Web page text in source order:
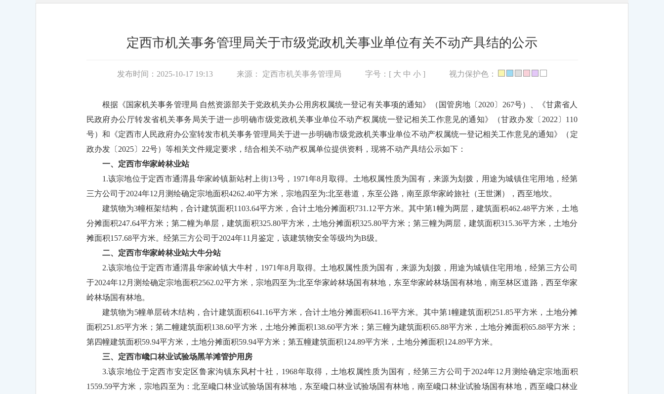
定西市机关事务管理局关于市级党政机关事业单位有关不动产具结的公示
发布时间：2025-10-17 19:13 来源： 定西市机关事务管理局 字号：[ 大 中 小 ] 视力保护色：
根据《国家机关事务管理局 自然资源部关于党政机关办公用房权属统一登记有关事项的通知》（国管房地〔2020〕267号）、《甘肃省人
民政府办公厅转发省机关事务局关于进一步明确市级党政机关事业单位不动产权属统一登记相关工作意见的通知》（甘政办发〔2022〕110
号）和《定西市人民政府办公室转发市机关事务管理局关于进一步明确市级党政机关事业单位不动产权属统一登记相关工作意见的通知》（定
政办发〔2025〕22号）等相关文件规定要求，结合相关不动产权属单位提供资料，现将不动产具结公示如下：
一、定西市华家岭林业站
1.该宗地位于定西市通渭县华家岭镇新站村上街13号，1971年8月取得。土地权属性质为国有，来源为划拨，用途为城镇住宅用地，经第
三方公司于2024年12月测绘确定宗地面积4262.40平方米，宗地四至为:北至巷道，东至公路，南至原华家岭旅社（王世渊），西至地坎。
建筑物为3幢框架结构，合计建筑面积1103.64平方米，合计土地分摊面积731.12平方米。其中第1幢为两层，建筑面积462.48平方米，土地
分摊面积247.64平方米；第二幢为单层，建筑面积325.80平方米，土地分摊面积325.80平方米；第三幢为两层，建筑面积315.36平方米，土地分
摊面积157.68平方米。经第三方公司于2024年11月鉴定，该建筑物安全等级均为B级。
二、定西市华家岭林业站大牛分站
2.该宗地位于定西市通渭县华家岭镇大牛村，1971年8月取得。土地权属性质为国有，来源为划拨，用途为城镇住宅用地，经第三方公司
于2024年12月测绘确定宗地面积2562.02平方米，宗地四至为:北至华家岭林场国有林地，东至华家岭林场国有林地，南至林区道路，西至华家
岭林场国有林地。
建筑物为5幢单层砖木结构，合计建筑面积641.16平方米，合计土地分摊面积641.16平方米。其中第1幢建筑面积251.85平方米，土地分摊
面积251.85平方米；第二幢建筑面积138.60平方米，土地分摊面积138.60平方米；第三幢为建筑面积65.88平方米，土地分摊面积65.88平方米；
第四幢建筑面积59.94平方米，土地分摊面积59.94平方米；第五幢建筑面积124.89平方米，土地分摊面积124.89平方米。
三、定西市巉口林业试验场黑羊滩管护用房
3.该宗地位于定西市安定区鲁家沟镇东风村十社，1968年取得，土地权属性质为国有，经第三方公司于2024年12月测绘确定宗地面积
1559.59平方米，宗地四至为：北至巉口林业试验场国有林地，东至巉口林业试验场国有林地，南至巉口林业试验场国有林地，西至巉口林业